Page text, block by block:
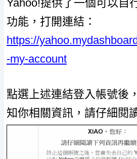
Yahoo!提供了一個可以自
功能，打開連結：
https://
-my-account
點選上述連結登入帳號後
知你相關資訊，請仔細閱